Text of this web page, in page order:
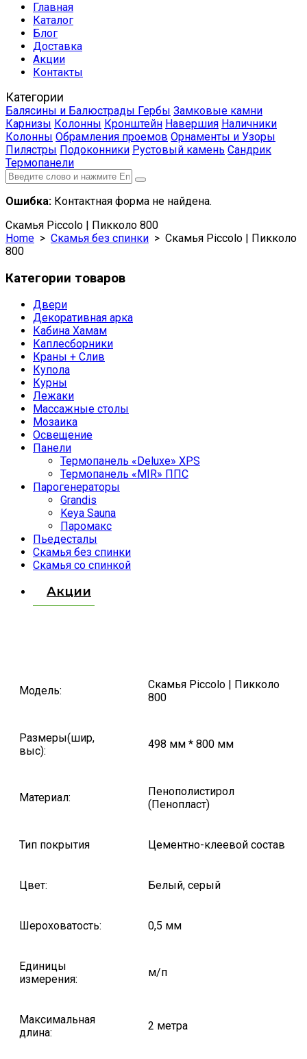
Главная
Каталог
Блог
Доставка
Акции
Контакты
Категории
Балясины и Балюстрады Гербы Замковые камни
Карнизы Колонны Кронштейн Навершия Наличники
Колонны Обрамления проемов Орнаменты и Узоры
Пилястры Подоконники Рустовый камень Сандрик
Термопанели
Ошибка: Контактная форма не найдена.
Скамья Piccolo | Пикколо 800
Home > Скамья без спинки > Скамья Piccolo | Пикколо
800
Категории товаров
Двери
Декоративная арка
Кабина Хамам
Каплесборники
Краны + Слив
Купола
Курны
Лежаки
Массажные столы
Мозаика
Освещение
Панели
Термопанель «Deluxe» XPS
Термопанель «MIR» ППС
Парогенераторы
Grandis
Keya Sauna
Паромакс
Пьедесталы
Скамья без спинки
Скамья со спинкой
Акции
Модель:
Скамья Piccolo | Пикколо
800
Размеры(шир,
выс):
498 мм * 800 мм
Материал:
Пенополистирол
(Пенопласт)
Тип покрытия Цементно-клеевой состав
Цвет: Белый, серый
Шероховатость: 0,5 мм
Единицы
измерения:
м/п
Максимальная
длина:
2 метра